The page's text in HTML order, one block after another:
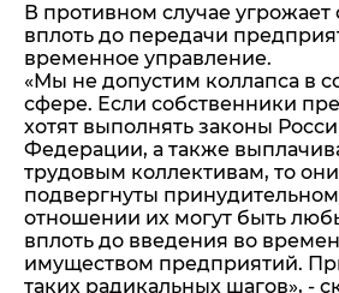
В противном случае
вплоть до передачи
временное управление.
«Мы не допустим коллапса в
сфере. Если собственники
хотят выполнять законы
Федерации, а также
трудовым коллективам, то
подвергнуты
отношении их могут быть
вплоть до введения во
имуществом предприятий.
таких радикальных шагов», -